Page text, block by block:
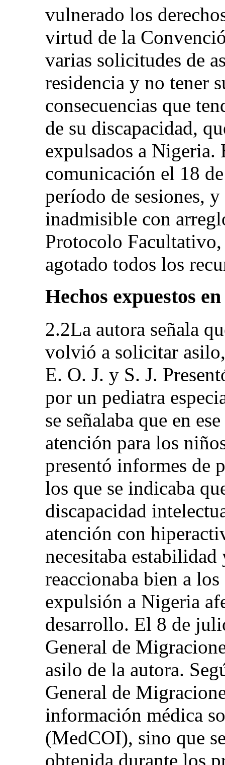
vulnerado los
virtud de la
varias solicitudes de
residencia y no tener
consecuencias que
de su discapacidad,
expulsados a Nigeria.
comunicación el 18
período de sesiones,
inadmisible con
Protocolo
agotado todos los
Hechos expuestos
2.2La autora señala
volvió a solicitar
E. O. J. y S. J.
por un pediatra
se señalaba que en
atención para los
presentó informes de
los que se indicaba
discapacidad
atención con
necesitaba
reaccionaba bien a
expulsión a Nigeria
desarrollo. El 8 de
General de
asilo de la autora.
General de
información médica
(MedCOI), sino que
obtenida durante los